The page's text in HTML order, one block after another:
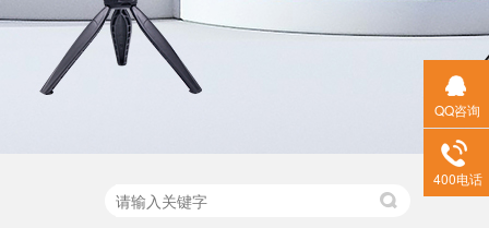
QQ咨询
400电话